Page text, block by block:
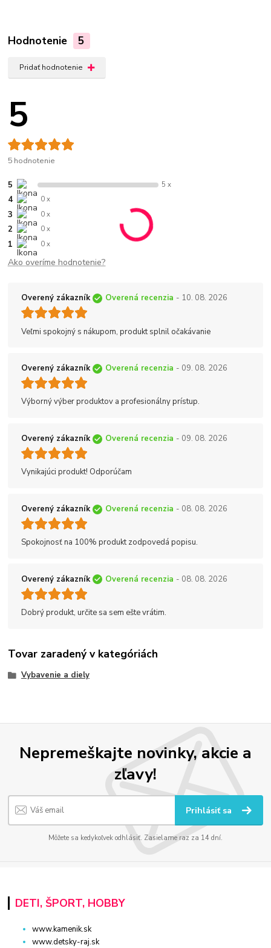
Hodnotenie 5
Pridať hodnotenie
5
5 hodnotenie
5 5 x
4 0 x
3 0 x
2 0 x
1 0 x
Ako overíme hodnotenie?
Overený zákazník Overená recenzia - 10. 08. 2026
Veľmi spokojný s nákupom, produkt splnil očakávanie
Overený zákazník Overená recenzia - 09. 08. 2026
Výborný výber produktov a profesionálny prístup.
Overený zákazník Overená recenzia - 09. 08. 2026
Vynikajúci produkt! Odporúčam
Overený zákazník Overená recenzia - 08. 08. 2026
Spokojnosť na 100% produkt zodpovedá popisu.
Overený zákazník Overená recenzia - 08. 08. 2026
Dobrý produkt, určite sa sem ešte vrátim.
Tovar zaradený v kategóriách
Vybavenie a diely
Nepremeškajte novinky, akcie a
zľavy!
Prihlásiť sa
Môžete sa kedykoľvek odhlásiť. Zasielame raz za 14 dní.
DETI, ŠPORT, HOBBY
www.kamenik.sk
www.detsky-raj.sk